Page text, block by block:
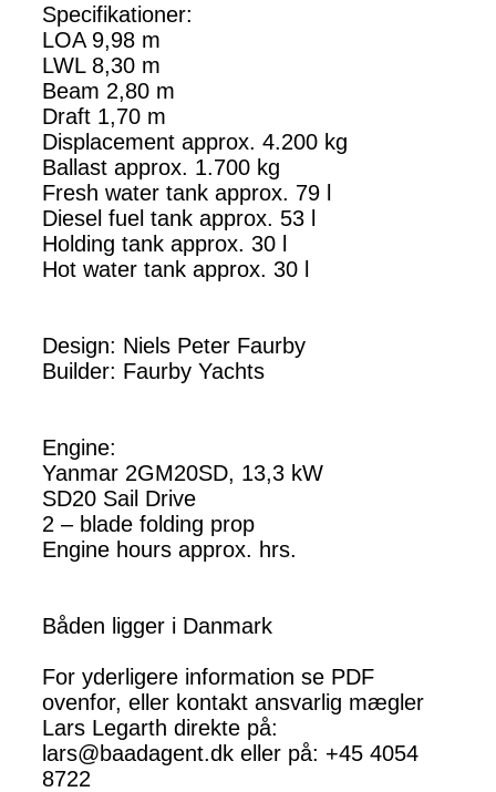
Specifikationer:
LOA 9,98 m
LWL 8,30 m
Beam 2,80 m
Draft 1,70 m
Displacement approx. 4.200 kg
Ballast approx. 1.700 kg
Fresh water tank approx. 79 l
Diesel fuel tank approx. 53 l
Holding tank approx. 30 l
Hot water tank approx. 30 l
Design: Niels Peter Faurby
Builder: Faurby Yachts
Engine:
Yanmar 2GM20SD, 13,3 kW
SD20 Sail Drive
2 – blade folding prop
Engine hours approx. hrs.
Båden ligger i Danmark
For yderligere information se PDF
ovenfor, eller kontakt ansvarlig mægler
Lars Legarth direkte på:
lars@baadagent.dk eller på: +45 4054
8722